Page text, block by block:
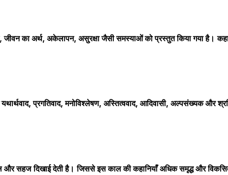
,जीवन का अर्थ, अकेलापन, असुरक्षा जैसी समस्याओं को प्रस्तुत किया गया है।
,प्रगतिवाद,मनोविश्लेषण, अस्तित्ववाद, आदिवासी, अल्पसंख्यक और
औरसहज दिखाई देती है। जिससे इस काल की कहानियाँअधिक समृद्ध और